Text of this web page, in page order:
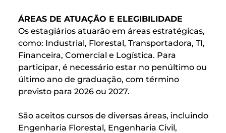
ÁREAS DE ATUAÇÃO E ELEGIBILIDADE
Os estagiários atuarão em áreas estratégicas,
como: Industrial, Florestal, Transportadora, TI,
Financeira, Comercial e Logística. Para
participar, é necessário estar no penúltimo ou
último ano de graduação, com término
previsto para 2026 ou 2027.
São aceitos cursos de diversas áreas, incluindo
Engenharia Florestal, Engenharia Civil,